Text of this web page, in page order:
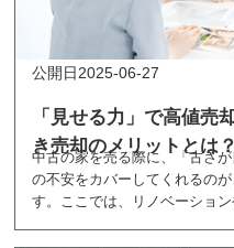
「見せる力」で高値売
き売却のメリットとは
2025-06-27
中古の家を売る際に、「古さ
の不安をカバーしてくれるの
す。ここでは、リノベーショ